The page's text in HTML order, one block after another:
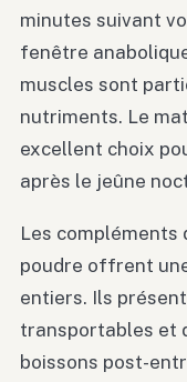
minutes suivant
fenêtre
muscles sont
nutriments. Le
excellent choix
après le jeûne
Les compléments
poudre offrent
entiers. Ils
transportables et
boissons post-